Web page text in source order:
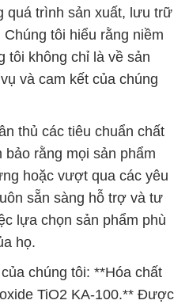
quá trình sản xuất, lưu trữ
tôi hiểu rằng niềm
tôi không chỉ là về sản
và cam kết của chúng
thủ các tiêu chuẩn chất
bảo rằng mọi sản phẩm
hoặc vượt qua các yêu
sẵn sàng hỗ trợ và tư
lựa chọn sản phẩm phù
họ.
chúng tôi: **Hóa chất
TiO2 KA-100.** Được